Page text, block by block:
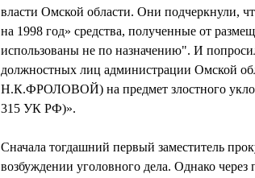
власти Омской области. Они подчеркнули,
на 1998 год» средства, полученные от
использованы не по назначению". И
должностных лиц администрации
Н.К.ФРОЛОВОЙ) на предмет злостного
315 УК РФ)».
Сначала тогдашний первый заместитель
возбуждении уголовного дела. Однако